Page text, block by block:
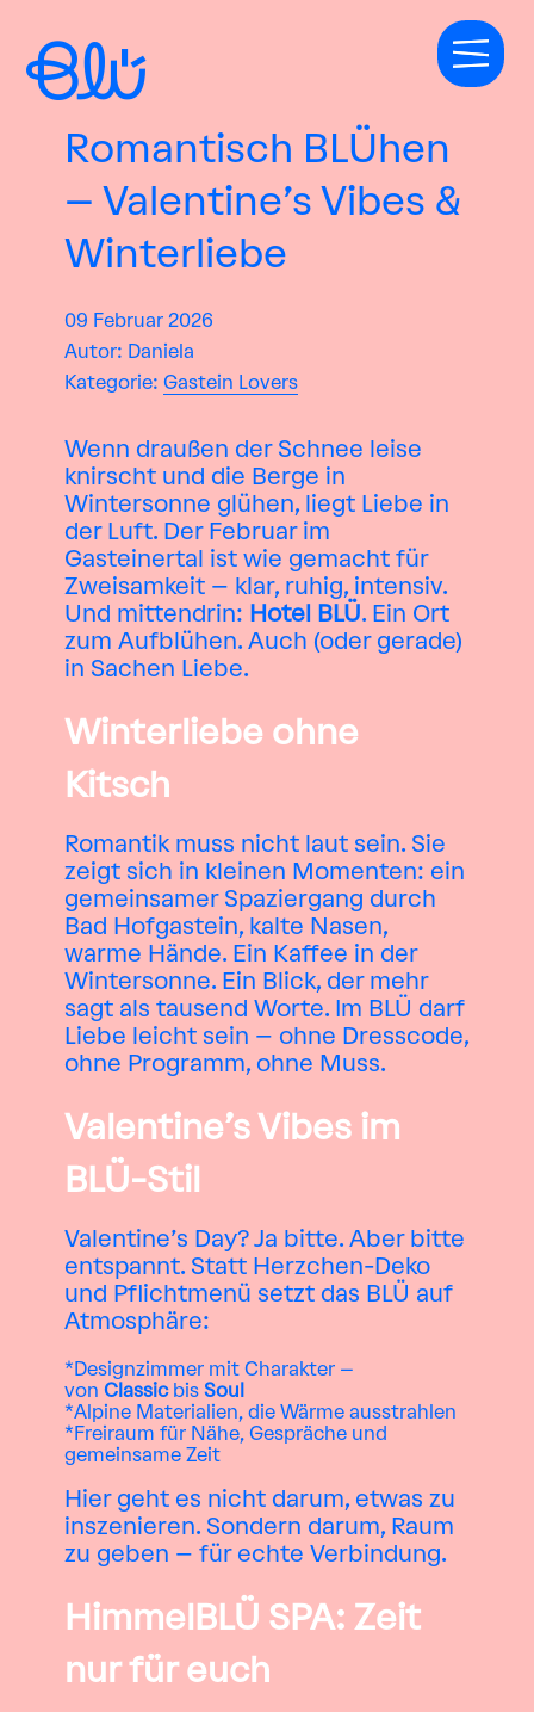
Romantisch BLÜhen
– Valentine’s Vibes &
Winterliebe
09 Februar 2026
Autor: Daniela
Kategorie: Gastein Lovers
Wenn draußen der Schnee leise
knirscht und die Berge in
Wintersonne glühen, liegt Liebe in
der Luft. Der Februar im
Gasteinertal ist wie gemacht für
Zweisamkeit – klar, ruhig, intensiv.
Und mittendrin: Hotel BLÜ. Ein Ort
zum Aufblühen. Auch (oder gerade)
in Sachen Liebe.
Winterliebe ohne
Kitsch
Romantik muss nicht laut sein. Sie
zeigt sich in kleinen Momenten: ein
gemeinsamer Spaziergang durch
Bad Hofgastein, kalte Nasen,
warme Hände. Ein Kaffee in der
Wintersonne. Ein Blick, der mehr
sagt als tausend Worte. Im BLÜ darf
Liebe leicht sein – ohne Dresscode,
ohne Programm, ohne Muss.
Valentine’s Vibes im
BLÜ-Stil
Valentine’s Day? Ja bitte. Aber bitte
entspannt. Statt Herzchen-Deko
und Pflichtmenü setzt das BLÜ auf
Atmosphäre:
Designzimmermit Charakter –
von Classicbis Soul
Alpine Materialien, die Wärme ausstrahlen
Freiraum für Nähe, Gespräche und
gemeinsame Zeit
Hier geht es nicht darum, etwas zu
inszenieren. Sondern darum, Raum
zu geben – für echte Verbindung.
HimmelBLÜ SPA: Zeit
nur für euch